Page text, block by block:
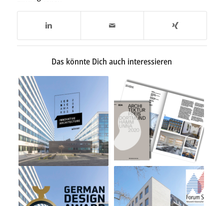
Das könnte Dich auch interessieren